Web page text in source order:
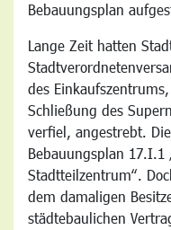
Bebauungsplan
Lange Zeit hatten
des
Schließung des
verfiel, angestrebt.
Bebauungsplan 17.I.1
Stadtteilzentrum“.
dem damaligen
städtebaulichen